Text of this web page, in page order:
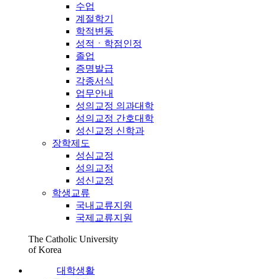
수업
계절학기
학적변동
성적ㆍ학점인정
졸업
증명발급
각종서식
업무안내
성의교정 의과대학
성의교정 간호대학
성신교정 신학과
장학제도
성심교정
성의교정
성신교정
학생교류
국내교류지원
국제교류지원
The Catholic University
of Korea
대학생활